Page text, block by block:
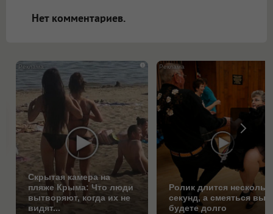
Нет комментариев.
i
Скрытая камера на
пляже Крыма: Что люди
вытворяют, когда их не
видят...
Ролик длится
секунд, а смеяться вы
будете долго